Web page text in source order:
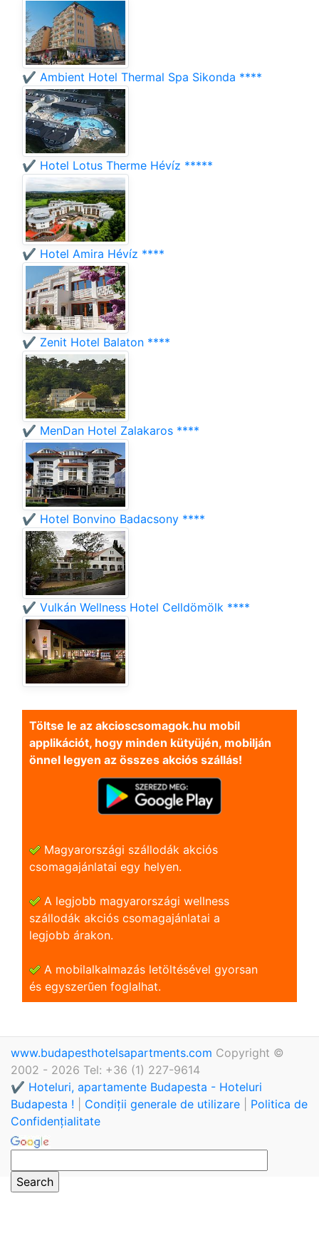
✔️ Ambient Hotel Thermal Spa Sikonda ****
✔️ Hotel Lotus Therme Hévíz *****
✔️ Hotel Amira Hévíz ****
✔️ Zenit Hotel Balaton ****
✔️ MenDan Hotel Zalakaros ****
✔️ Hotel Bonvino Badacsony ****
✔️ Vulkán Wellness Hotel Celldömölk ****
Töltse le az akcioscsomagok.hu mobil
applikációt, hogy minden kütyüjén, mobilján
önnel legyen az összes akciós szállás!
Magyarországi szállodák akciós
csomagajánlatai egy helyen.
A legjobb magyarországi wellness
szállodák akciós csomagajánlatai a
legjobb árakon.
A mobilalkalmazás letöltésével gyorsan
és egyszerũen foglalhat.
www.budapesthotelsapartments.com Copyright ©
2002 - 2026 Tel: +36 (1) 227-9614
✔️ Hoteluri, apartamente Budapesta - Hoteluri
Budapesta !
Condiții generale de utilizare
Politica de
Confidențialitate